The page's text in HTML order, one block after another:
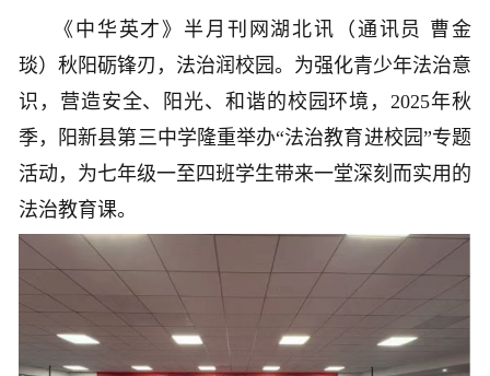
《中华英才》半月刊网湖北讯（通讯员
曹金
琰） 秋阳砺锋刃，法治润校园。为强化青少年法治意
识，营造安全、阳光、和谐的校园环境，2025年秋
季，阳新县第三中学隆重举办“法治教育进校园”专题
活动 ， 为七年级一至四班学生带来一堂深刻而实用的
法治教育课。